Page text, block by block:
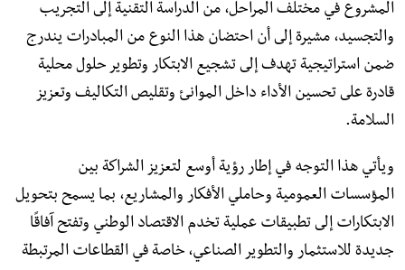
المشروع في مختلف المراحل، من الدراسة التقنية إلى التجريب
والتجسيد، مشيرة إلى أن احتضان هذا النوع من المبادرات يندرج
ضمن استراتيجية تهدف إلى تشجيع الابتكار وتطوير حلول محلية
قادرة على تحسين الأداء داخل الموانئ وتقليص التكاليف وتعزيز
السلامة.
ويأتي هذا التوجه في إطار رؤية أوسع لتعزيز الشراكة بين
المؤسسات العمومية وحاملي الأفكار والمشاريع، بما يسمح بتحويل
الابتكارات إلى تطبيقات عملية تخدم الاقتصاد الوطني وتفتح آفاقًا
جديدة للاستثمار والتطوير الصناعي، خاصة في القطاعات المرتبطة